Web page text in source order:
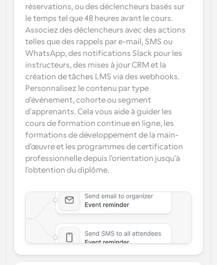
réservations, ou des déclencheurs basés sur
le temps tel que 48 heures avant le cours.
Associez des déclencheurs avec des actions
telles que des rappels par e-mail, SMS ou
WhatsApp, des notifications Slack pour les
instructeurs, des mises à jour CRM et la
création de tâches LMS via des webhooks.
Personnalisez le contenu par type
d'événement, cohorte ou segment
d'apprenants. Cela vous aide à guider les
cours de formation continue en ligne, les
formations de développement de la main-
d'œuvre et les programmes de certification
professionnelle depuis l'orientation jusqu'à
l'obtention du diplôme.